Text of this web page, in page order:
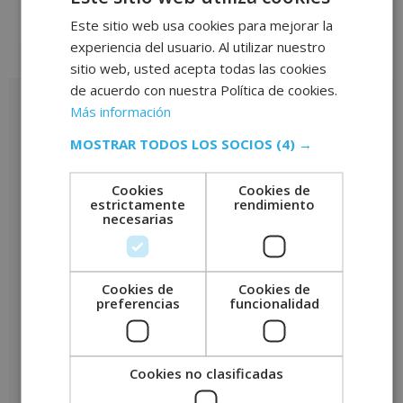
Valoraciones (0)
Valoraciones
No hay valoraciones aún.
Sé el primero en valorar “Máster en Tasaciones Inmobiliarias –
CON ESTANCIAS FORMATIVAS GARANTIZADAS –”
Tu puntuación*
Este sitio web usa cookies para mejorar la
experiencia del usuario. Al utilizar nuestro
sitio web, usted acepta todas las cookies
de acuerdo con nuestra Política de cookies.
Más información
MOSTRAR TODOS LOS SOCIOS (4) →
Cookies
estrictamente
necesarias
Cookies de
rendimiento
Cookies de
preferencias
Cookies de
funcionalidad
Cookies no clasificadas